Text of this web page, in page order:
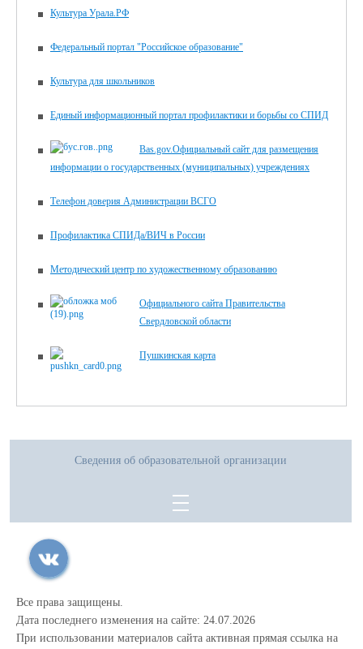
Культура Урала.РФ
Федеральный портал "Российское образование"
Культура для школьников
Единый информационный портал профилактики и борьбы со СПИД
Bas.gov.Официальный сайт для размещения
информации о государственных (муниципальных) учреждениях
Телефон доверия Администрации ВСГО
Профилактика СПИДа/ВИЧ в России
Методический центр по художественному образованию
Официального сайта Правительства
Свердловской области
Пушкинская карта
Сведения об образовательной организации
Все права защищены.
Дата последнего изменения на сайте: 24.07.2026
При использовании материалов сайта активная прямая ссылка на